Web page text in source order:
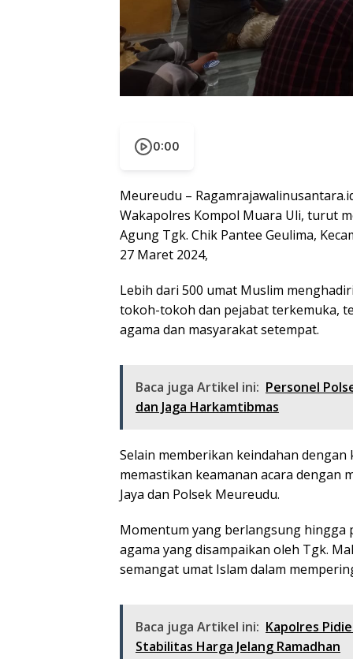
0:00
Meureudu –
Wakapolres Kompol Muara Uli, turut
Agung Tgk. Chik Pantee Geulima,
27 Maret 2024,
Lebih dari 500 umat Muslim
tokoh-tokoh dan pejabat terkemuka,
agama dan masyarakat setempat.
Baca juga Artikel ini: Personel
dan Jaga Harkamtibmas
Selain memberikan keindahan dengan
memastikan keamanan acara dengan
Jaya dan Polsek Meureudu.
Momentum yang berlangsung hingga
agama yang disampaikan oleh Tgk.
semangat umat Islam dalam
Baca juga Artikel ini: Kapolres
Stabilitas Harga Jelang Ramadhan